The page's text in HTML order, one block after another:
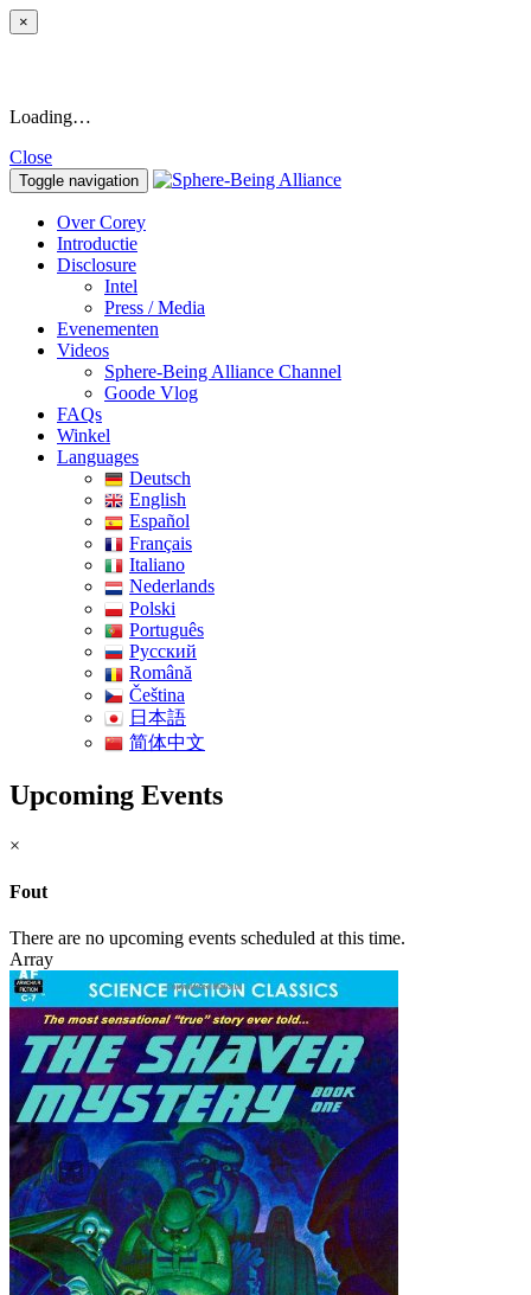
×
Loading…
Close
Toggle navigation
Over Corey
Introductie
Disclosure
Intel
Press / Media
Evenementen
Videos
Sphere-Being Alliance Channel
Goode Vlog
FAQs
Winkel
Languages
Deutsch
English
Español
Français
Italiano
Nederlands
Polski
Português
Pусский
Română
Čeština
日本語
简体中文
Upcoming Events
×
Fout
There are no upcoming events scheduled at this time.
Array